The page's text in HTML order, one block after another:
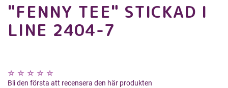
"FENNY TEE" STICKAD I
LINE 2404-7
Bli den första att recensera den här produkten